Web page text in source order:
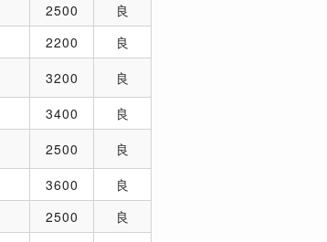
2500
良
2200
良
3200
良
3400
良
2500
良
3600
良
2500
良